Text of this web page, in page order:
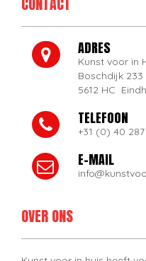
ADRES
Kunst voor in
Boschdijk 233
5612 HC
TELEFOON
+31 (0) 40
E-MAIL
OVER ONS